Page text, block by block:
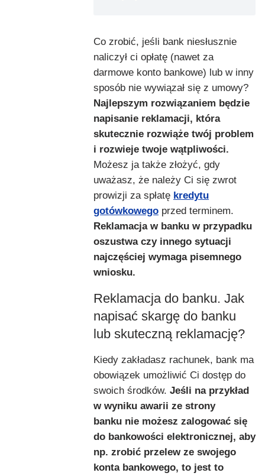
Co zrobić, jeśli bank niesłusznie
naliczył ci opłatę (nawet za
darmowe konto bankowe) lub w inny
sposób nie wywiązał się z umowy?
Najlepszym rozwiązaniem będzie
napisanie reklamacji, która
skutecznie rozwiąże twój problem
i rozwieje twoje wątpliwości.
Możesz ja także złożyć, gdy
uważasz, że należy Ci się zwrot
prowizji za spłatę kredytu
gotówkowego przed terminem.
Reklamacja w banku w przypadku
oszustwa czy innego sytuacji
najczęściej wymaga pisemnego
wniosku.
Reklamacja do banku. Jak
napisać skargę do banku
lub skuteczną reklamację?
Kiedy zakładasz rachunek, bank ma
obowiązek umożliwić Ci dostęp do
swoich środków. Jeśli na przykład
w wyniku awarii ze strony
banku nie możesz zalogować się
do bankowości elektronicznej, aby
np. zrobić przelew ze swojego
konta bankowego, to jest to